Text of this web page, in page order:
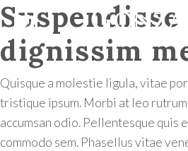
dignissim
Quisque a molestie ligula, vitae
tristique ipsum. Morbi at leo
accumsan odio. Pellentesque quis
commodo sem. Phasellus vitae